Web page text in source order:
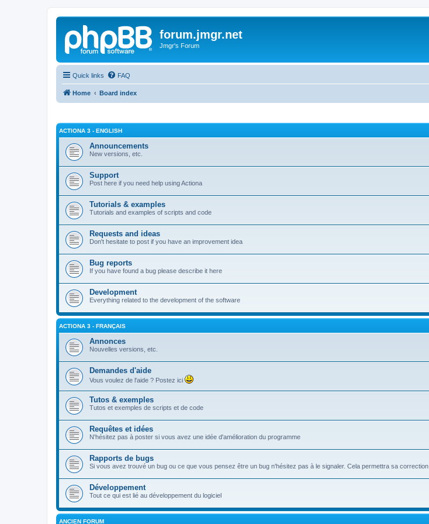
forum.jmgr.net
Jmgr's Forum
Quick links FAQ
Home Board index
ACTIONA 3 - ENGLISH
Announcements
New versions, etc.
Support
Post here if you need help using Actiona
Tutorials & examples
Tutorials and examples of scripts and code
Requests and ideas
Don't hesitate to post if you have an improvement idea
Bug reports
If you have found a bug please describe it here
Development
Everything related to the development of the software
ACTIONA 3 - FRANÇAIS
Annonces
Nouvelles versions, etc.
Demandes d'aide
Vous voulez de l'aide ? Postez ici
Tutos & exemples
Tutos et exemples de scripts et de code
Requêtes et idées
N'hésitez pas à poster si vous avez une idée d'amélioration du programme
Rapports de bugs
Si vous avez trouvé un bug ou ce que vous pensez être un bug n'hésitez pas à le signaler. Cela permettra sa correction.
Développement
Tout ce qui est lié au développement du logiciel
ANCIEN FORUM